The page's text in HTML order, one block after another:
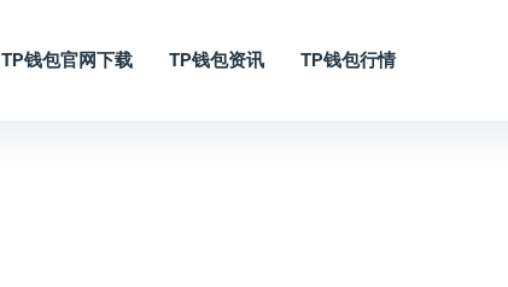
TP钱包官网下载 TP钱包资讯 TP钱包行情